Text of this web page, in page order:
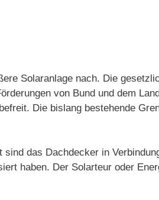
Solaranlage nach. Die
von Bund und dem
Die bislang bestehende
das Dachdecker in
haben. Der Solarteur oder